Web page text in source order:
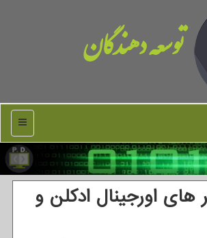
توسعه دهندگان
منو
های اورجینال ادكلن و